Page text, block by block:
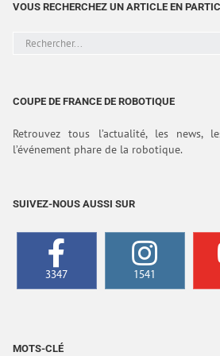
VOUS RECHERCHEZ UN ARTICLE EN
Rechercher:
COUPE DE FRANCE DE ROBOTIQUE
Retrouvez tous l’actualité, les news,
l’événement phare de la robotique.
SUIVEZ-NOUS AUSSI SUR
3347 1541
MOTS-CLÉ